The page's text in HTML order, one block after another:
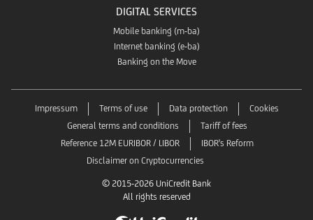
DIGITAL SERVICES
Mobile banking (m-ba)
Internet banking (e-ba)
Banking on the Move
Impressum Terms of use Data protection
Cookies
General terms and conditions
Tariff of fees
Reference 12M EURIBOR / LIBOR
IBOR's Reform
Disclaimer on Cryptocurrencies
© 2015-2026 UniCredit Bank
All rights reserved